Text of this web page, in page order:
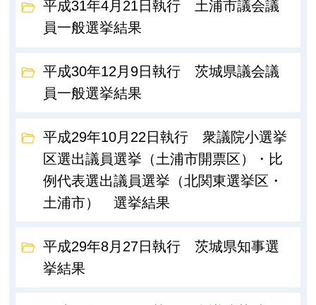
平成31年4月21日執行 土浦市議会議
員一般選挙結果
平成30年12月9日執行 茨城県議会議
員一般選挙結果
平成29年10月22日執行 衆議院小選挙
区選出議員選挙（土浦市開票区）・比
例代表選出議員選挙（北関東選挙区・
土浦市） 選挙結果
平成29年8月27日執行 茨城県知事選
挙結果